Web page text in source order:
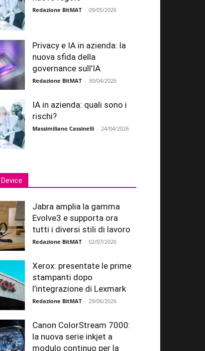
Redazione BitMAT - 09/05/2026
Privacy e IA in azienda: la
nuova sfida della
governance sull’IA
Redazione BitMAT - 30/04/2026
IA in azienda: quali sono i
rischi?
Massimiliano Cassinelli - 24/04/2026
Jabra amplia la gamma
Evolve3 e supporta ora
tutti i diversi stili di lavoro
Redazione BitMAT - 02/07/2026
Xerox: presentate le prime
stampanti dopo
l’integrazione di Lexmark
Redazione BitMAT - 29/06/2026
Canon ColorStream 7000:
la nuova serie inkjet a
modulo continuo per la